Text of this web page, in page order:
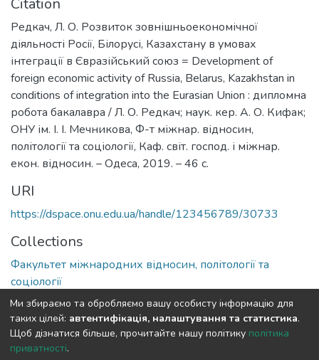
Редкач, Л. О. Розвиток зовнішньоекономічної
діяльності Росії, Білорусі, Казахстану в умовах
інтеграції в Євразійський союз = Development of
foreign economic activity of Russia, Belarus, Kazakhstan in
conditions of integration into the Eurasian Union : дипломна
робота бакалавра / Л. О. Редкач; наук. кер. А. О. Кифак;
ОНУ ім. І. І. Мечникова, Ф-т міжнар. відносин,
політології та соціології, Каф. світ. господ. і міжнар.
екон. відносин. – Одеса, 2019. – 46 с.
URI
https://dspace.onu.edu.ua/handle/123456789/30733
Collections
Факультет міжнародних відносин, політології та
соціології
Full item page
Ми збираємо та обробляємо вашу особисту інформацію для
таких цілей: автентифікація, налаштування та статистика.
Щоб дізнатися більше, прочитайте нашу політику політика
приватності.